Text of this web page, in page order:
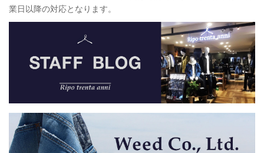
業日以降の対応となります。